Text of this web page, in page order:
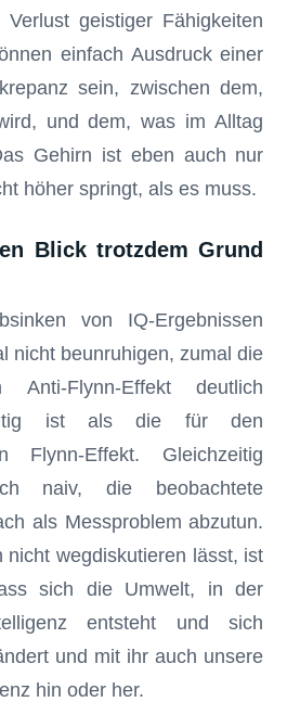
geistiger Fähigkeiten
einfach Ausdruck einer
sein, zwischen dem,
und dem, was im Alltag
Gehirn ist eben auch nur
höher springt, als es muss.
Blick trotzdem Grund
von IQ-Ergebnissen
nicht beunruhigen, zumal die
Anti-Flynn-Effekt deutlich
ist als die für den
Flynn-Effekt. Gleichzeitig
naiv, die beobachtete
als Messproblem abzutun.
nicht wegdiskutieren lässt, ist
sich die Umwelt, in der
entsteht und sich
und mit ihr auch unsere
hin oder her.